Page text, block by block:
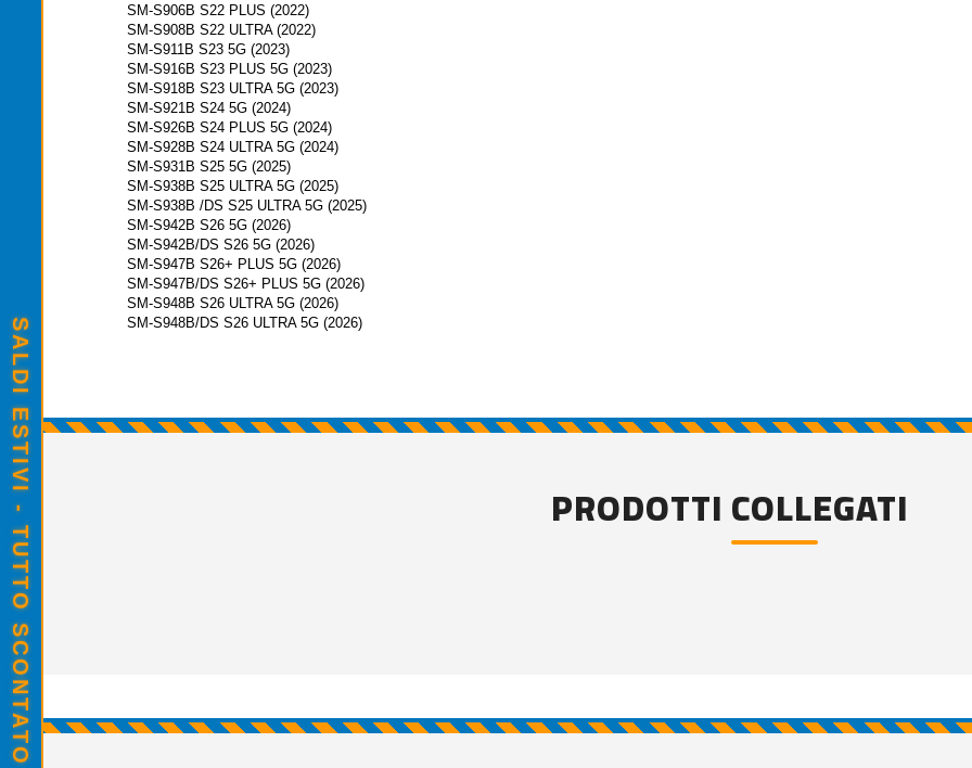
SM-S906B S22 PLUS (2022)
SM-S908B S22 ULTRA (2022)
SM-S911B S23 5G (2023)
SM-S916B S23 PLUS 5G (2023)
SM-S918B S23 ULTRA 5G (2023)
SM-S921B S24 5G (2024)
SM-S926B S24 PLUS 5G (2024)
SM-S928B S24 ULTRA 5G (2024)
SM-S931B S25 5G (2025)
SM-S938B S25 ULTRA 5G (2025)
SM-S938B /DS S25 ULTRA 5G (2025)
SM-S942B S26 5G (2026)
SM-S942B/DS S26 5G (2026)
SM-S947B S26+ PLUS 5G (2026)
SM-S947B/DS S26+ PLUS 5G (2026)
SM-S948B S26 ULTRA 5G (2026)
SM-S948B/DS S26 ULTRA 5G (2026)
PRODOTTI COLLEGATI
SALDI ESTIVI - TUTTO SCONTATO